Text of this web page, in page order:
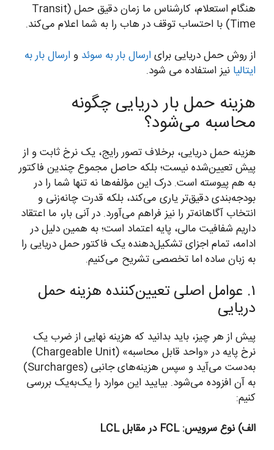
هنگام استعلام، کارشناس ما زمان دقیق حمل (Transit
Time) با احتساب توقف در هاب را به شما اعلام می‌کند.
از روش حمل دریایی برایارسال بار به سوئد وارسال بار به
ایتالیا نیز استفاده می شود.
هزینه حمل بار دریایی چگونه
محاسبه می‌شود؟
هزینه حمل دریایی، برخلاف تصور رایج، یک نرخ ثابت و از
پیش تعیین‌شده نیست؛ بلکه حاصل مجموع چندین فاکتور
به هم پیوسته است. درک این مؤلفه‌ها نه تنها شما را در
بودجه‌بندی دقیق‌تر یاری می‌کند، بلکه قدرت چانه‌زنی و
انتخاب آگاهانه‌تر را نیز فراهم می‌آورد. در آنی بار، ما اعتقاد
داریم شفافیت مالی، پایه اعتماد است؛ به همین دلیل در
ادامه، تمام اجزای تشکیل‌دهنده یک فاکتور حمل دریایی را
به زبان ساده اما تخصصی تشریح می‌کنیم.
۱. عوامل اصلی تعیین‌کننده هزینه حمل
دریایی
پیش از هر چیز، باید بدانید که هزینه نهایی از ضرب یک
نرخ پایه در «واحد قابل محاسبه» (Chargeable Unit)
به‌دست می‌آید و سپس هزینه‌های جانبی (Surcharges)
به آن افزوده می‌شود. بیایید این موارد را یک‌به‌یک بررسی
کنیم:
الف) نوع سرویس: FCL در مقابل LCL